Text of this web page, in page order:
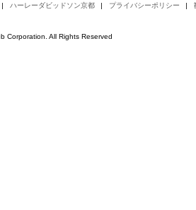
ハーレーダビッドソン京都 プライバシーポリシー
Corporation. All Rights Reserved